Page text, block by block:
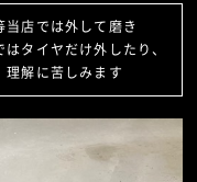
店では外して磨き
タイヤだけ外したり、
解に苦しみます